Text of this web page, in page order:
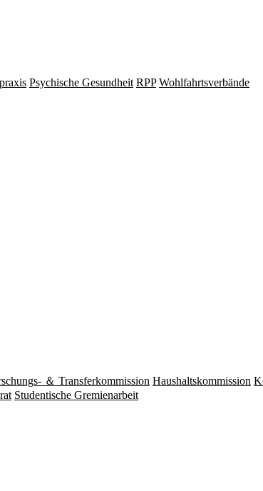
Psy­chische Gesund­heit RPP Wohlfahrts­verbände
＆ Transferkommission Haushaltskommission
Studentische Gremienarbeit